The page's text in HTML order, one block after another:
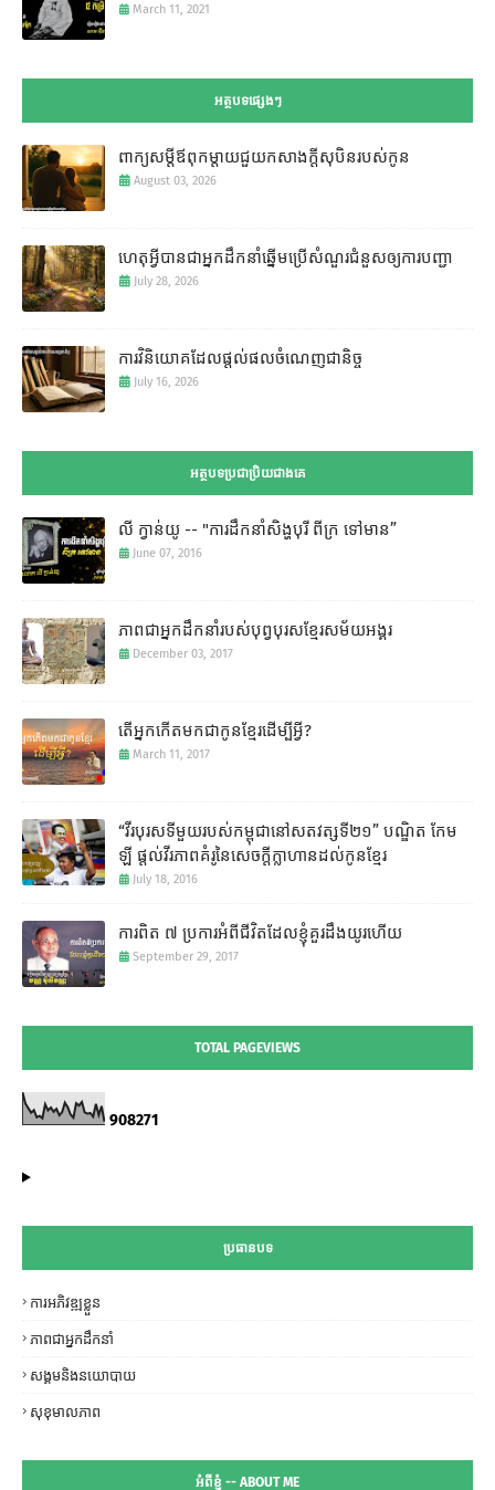
March 11, 2021
អត្ថបទផ្សេងៗ
ពាក្យសម្តីឪពុកម្តាយជួយកសាងក្តីសុបិនរបស់កូន
August 03, 2026
ហេតុអ្វីបានជាអ្នកដឹកនាំឆ្នើមប្រើសំណួរជំនួសឲ្យការបញ្ជា
July 28, 2026
ការវិនិយោគដែលផ្តល់ផលចំណេញជានិច្ច
July 16, 2026
អត្ថបទប្រជាប្រិយជាងគេ
លី ក្វាន់យូ -- "ការដឹកនាំសិង្ហបុរី ពីក្រ ទៅមាន”
June 07, 2016
ភាពជាអ្នកដឹកនាំរបស់បុព្វបុរសខ្មែរសម័យអង្គរ
December 03, 2017
តើអ្នកកើតមកជាកូនខ្មែរដើម្បីអ្វី?
March 11, 2017
“វីរបុរសទីមួយរបស់កម្ពុជានៅសតវត្សទី២១” បណ្ឌិត កែម
ឡី​ ផ្តល់វីរភាពគំរូនៃសេចក្តីក្លាហានដល់កូនខ្មែរ
July 18, 2016
ការពិត ៧ ប្រការអំពីជីវិតដែលខ្ញុំគួរដឹងយូរហើយ
September 29, 2017
TOTAL PAGEVIEWS
908271
ប្រធានបទ
ការអភិវឌ្ឍខ្លួន
ភាពជាអ្នកដឹកនាំ
សង្គមនិងនយោបាយ
សុខុមាលភាព
អំពីខ្ញុំ -- ABOUT ME